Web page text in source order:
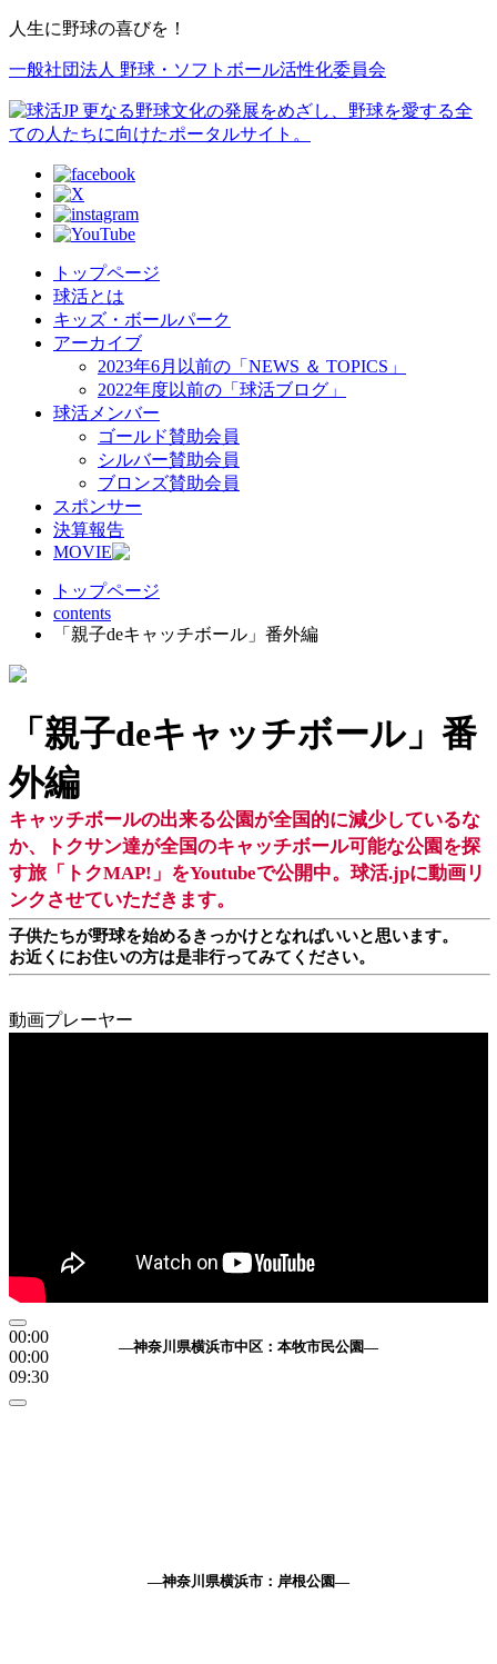
人生に野球の喜びを！
一般社団法人 野球・ソフトボール活性化委員会
トップページ
球活とは
キッズ・ボールパーク
アーカイブ
2023年6月以前の「NEWS ＆ TOPICS」
2022年度以前の「球活ブログ」
球活メンバー
ゴールド賛助会員
シルバー賛助会員
ブロンズ賛助会員
スポンサー
決算報告
MOVIE
トップページ
contents
「親子deキャッチボール」番外編
「親子deキャッチボール」番
外編
キャッチボールの出来る公園が全国的に減少しているな
か、トクサン達が全国のキャッチボール可能な公園を探
す旅「トクMAP!」をYoutubeで公開中。球活.jpに動画リ
ンクさせていただきます。
子供たちが野球を始めるきっかけとなればいいと思います。
お近くにお住いの方は是非行ってみてください。
動画プレーヤー
00:00
00:00
09:30
—神奈川県横浜市中区：本牧市民公園—
—神奈川県横浜市：岸根公園—